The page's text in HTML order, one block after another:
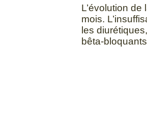
L’évolution
mois.
les
bêta-